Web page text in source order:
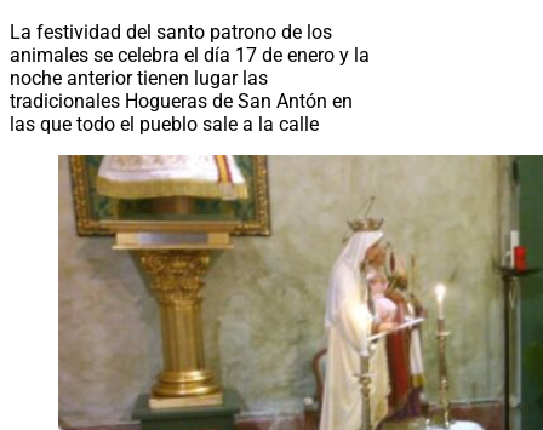
La festividad del santo patrono de los
animales se celebra el día 17 de enero y la
noche anterior tienen lugar las
tradicionales Hogueras de San Antón en
las que todo el pueblo sale a la calle